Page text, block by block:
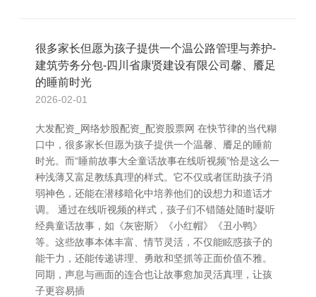
很多家长但愿为孩子提供一个温公路管理与养护-
建筑劳务分包-四川省康贤建设有限公司馨、餍足
的睡前时光
2026-02-01
大发配资_网络炒股配资_配资股票网 在快节律的当代糊
口中，很多家长但愿为孩子提供一个温馨、餍足的睡前
时光。而“睡前故事大全童话故事在线听视频”恰是这么一
种浅薄又富足教练真理的样式。它不仅或者匡助孩子消
弱神色，还能在潜移暗化中培养他们的设想力和道话才
调。 通过在线听视频的样式，孩子们不错随处随时凝听
经典童话故事，如《灰密斯》《小红帽》《丑小鸭》
等。这些故事本体丰富、情节灵活，不仅能眩惑孩子的
能干力，还能传递讲理、勇敢和坚抓等正面价值不雅。
同期，声息与画面的连合也让故事愈加灵活真理，让孩
子更容易插